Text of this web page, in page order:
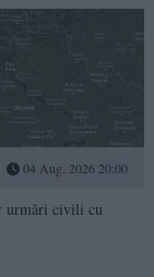
04 Aug, 2026 20:00
urmări civili cu